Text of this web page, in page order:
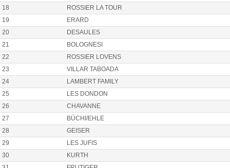
18
ROSSIER LA TOUR
19
ERARD
20
DESAULES
21
BOLOGNESI
22
ROSSIER LOVENS
23
VILLAR TABOADA
24
LAMBERT FAMILY
25
LES DONDON
26
CHAVANNE
27
BÜCHI/EHLE
28
GEISER
29
LES JUFIS
30
KURTH